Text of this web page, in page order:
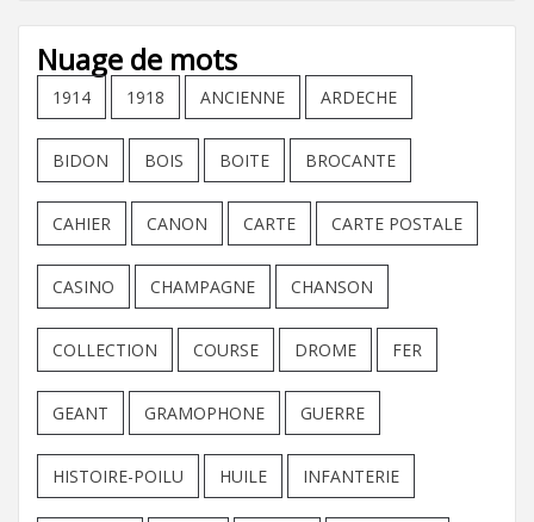
Nuage de mots
1914 1918 ANCIENNE ARDECHE
BIDON BOIS BOITE BROCANTE
CAHIER CANON CARTE CARTE POSTALE
CASINO CHAMPAGNE CHANSON
COLLECTION COURSE DROME FER
GEANT GRAMOPHONE GUERRE
HISTOIRE-POILU HUILE INFANTERIE